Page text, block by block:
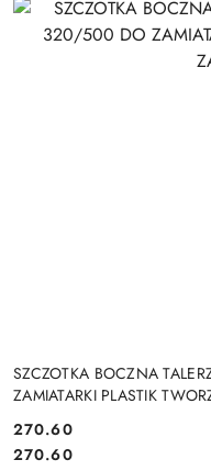
SZCZOTKA BOCZNA
ZAMIATARKI PLASTIK
Cena:
270.60
Cena:
270.60